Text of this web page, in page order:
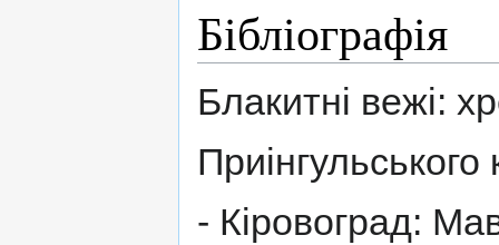
Бібліографія
Блакитні вежі:
- Кіровоград: